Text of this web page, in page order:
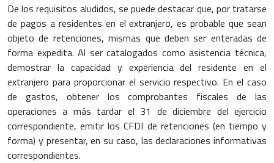
De los requisitos aludidos, se puede destacar que, por tratarse
de pagos a residentes en el extranjero, es probable que sean
objeto de retenciones, mismas que deben ser enteradas de
forma expedita. Al ser catalogados como asistencia técnica,
demostrar la capacidad y experiencia del residente en el
extranjero para proporcionar el servicio respectivo. En el caso
de gastos, obtener los comprobantes fiscales de las
operaciones a más tardar el 31 de diciembre del ejercicio
correspondiente, emitir los CFDI de retenciones (en tiempo y
forma) y presentar, en su caso, las declaraciones informativas
correspondientes.